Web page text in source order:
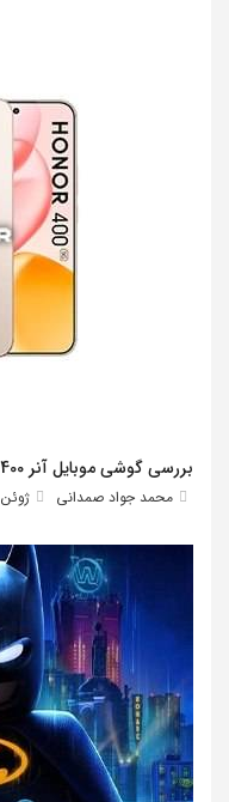
بررسی گوشی موبایل آنر 400
محمد جواد صمدانی ژوئن 17, 2026